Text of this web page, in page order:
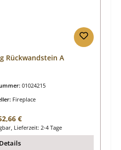
Rückwandstein A
01024215
Fireplace
Preis:
€
Lieferzeit: 2-4 Tage
Details